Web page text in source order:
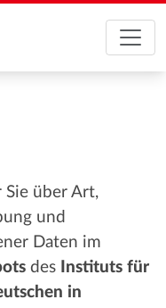
Sie über Art,
und
Daten im
des
Instituts für
in